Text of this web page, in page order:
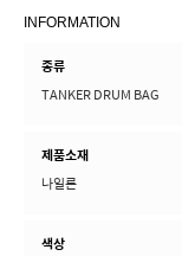
INFORMATION
종류
TANKER DRUM BAG
제품소재
나일론
색상